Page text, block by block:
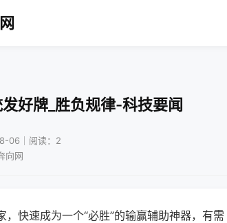
好牌_胜负规律-科技要闻
06｜阅读：2
向网
快速成为一个“必胜”的输赢辅助神器，有需